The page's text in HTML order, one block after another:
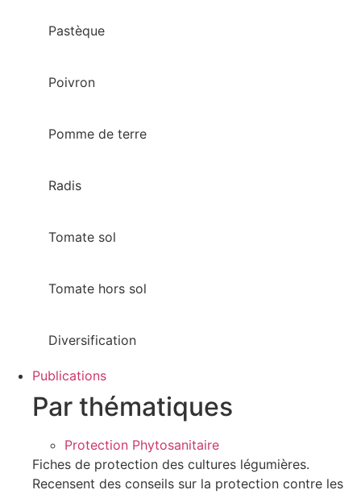
Pastèque
Poivron
Pomme de terre
Radis
Tomate sol
Tomate hors sol
Diversification
Publications
Par thématiques
Protection Phytosanitaire
Fiches de protection des cultures légumières.
Recensent des conseils sur la protection contre les